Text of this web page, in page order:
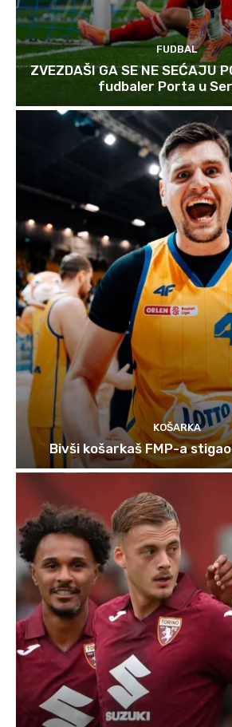
FUDBAL
ZVEZDAŠI GA SE NE SEĆAJU
fudbaler Porta u
KOŠARKA
Bivši košarkaš FMP-a